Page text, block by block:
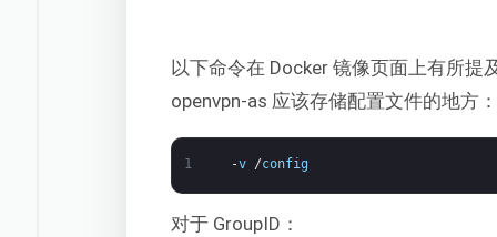
以下命令在 Docker 镜像页面上有所提
openvpn-as 应该存储配置文件的地方
1 -v /config
对于 GroupID：